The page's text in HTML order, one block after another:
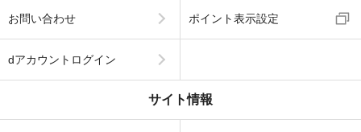
お問い合わせ ポイント表示設定
dアカウントログイン
サイト情報